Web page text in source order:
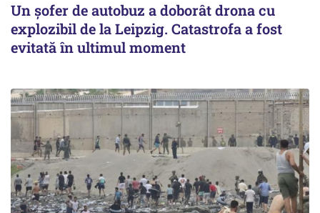
Un șofer de autobuz a doborât drona cu
explozibil de la Leipzig. Catastrofa a fost
evitată în ultimul moment